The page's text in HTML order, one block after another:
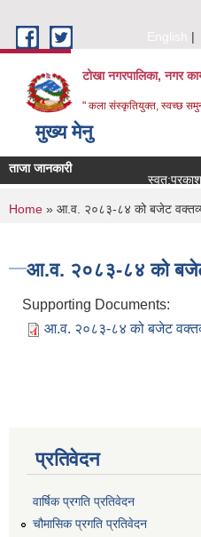
English
टोखा नगरपालिका, नगर
" कला संस्कृतियुक्त, स्वच्छ
मुख्य मेनु
ताजा जानकारी
You are here
Home » आ.व. २०८३-८४ को बजेट
आ.व. २०८३-८४ को
Supporting Documents:
आ.व. २०८३-८४ को बजेट
प्रतिवेदन
वार्षिक प्रगति प्रतिवेदन
चौमासिक प्रगति प्रतिवेदन